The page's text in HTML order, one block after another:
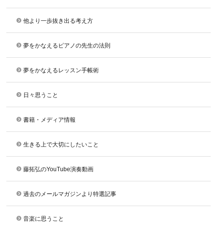
他より一歩抜き出る考え方
夢をかなえるピアノの先生の法則
夢をかなえるレッスン手帳術
日々思うこと
書籍・メディア情報
生きる上で大切にしたいこと
藤拓弘のYouTube演奏動画
過去のメールマガジンより特選記事
音楽に思うこと